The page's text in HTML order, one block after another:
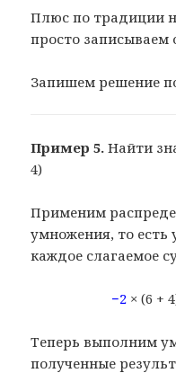
Плюс по традиции
просто записываем
Запишем решение
Пример 5. Найти
4)
Применим
умножения, то
каждое слагаемое
−2× (6 +
Теперь выполним
полученные